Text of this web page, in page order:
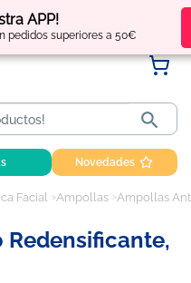
APP!
pedidos superiores a 50€
por tus compras

Novedades
Facial Ampollas Ampollas
Redensificante,